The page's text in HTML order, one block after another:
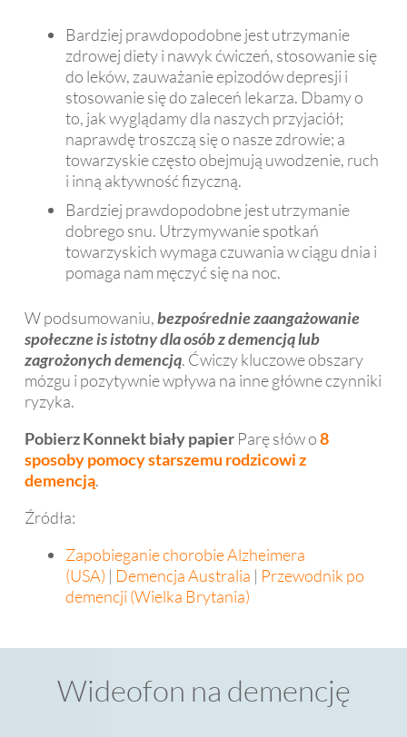
Bardziej prawdopodobne jest utrzymanie
zdrowej diety i nawyk ćwiczeń, stosowanie się
do leków, zauważanie epizodów depresji i
stosowanie się do zaleceń lekarza. Dbamy o
to, jak wyglądamy dla naszych przyjaciół;
naprawdę troszczą się o nasze zdrowie; a
towarzyskie często obejmują uwodzenie, ruch
i inną aktywność fizyczną.
Bardziej prawdopodobne jest utrzymanie
dobrego snu. Utrzymywanie spotkań
towarzyskich wymaga czuwania w ciągu dnia i
pomaga nam męczyć się na noc.
W podsumowaniu,bezpośrednie zaangażowanie
społeczneisistotnydla osób z demencją lub
zagrożonych demencją. Ćwiczy kluczowe obszary
mózgu i pozytywnie wpływa na inne główne czynniki
ryzyka.
Pobierz Konnekt biały papier Parę słów o8
sposoby pomocy starszemu rodzicowi z
demencją.
Źródła:
Zapobieganie chorobie Alzheimera
(USA) | Demencja Australia | Przewodnik po
demencji (Wielka Brytania)
Wideofon na demencję